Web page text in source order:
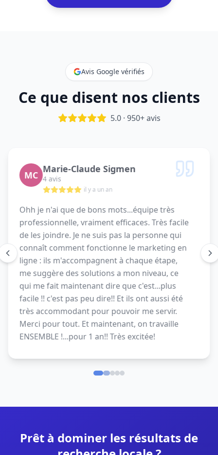
Avis Google vérifiés
Ce que disent nos clients
5.0 · 950+ avis
MC
Marie-Claude Sigmen
4 avis
il y a un an
Ohh je n'ai que de bons mots...équipe très
professionnelle, vraiment efficaces. Très facile
de les joindre. Je ne suis pas la personne qui
connaît comment fonctionne le marketing en
ligne : ils m'accompagnent à chaque étape,
me suggère des solutions a mon niveau, ce
qui me fait maintenant dire que c'est...plus
facile !! c'est pas peu dire!! Et ils ont aussi été
très accommodant pour pouvoir me servir.
Merci pour tout. Et maintenant, on travaille
ENSEMBLE !...pour 1 an!! Très excitée!
Prêt à dominer les résultats de